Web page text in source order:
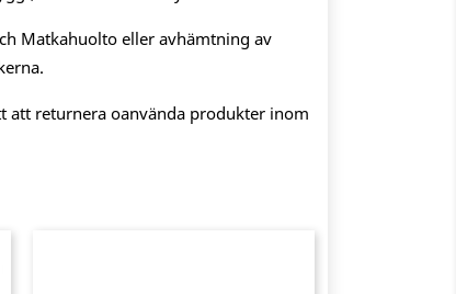
Matkahuolto eller avhämtning av
att returnera oanvända produkter inom